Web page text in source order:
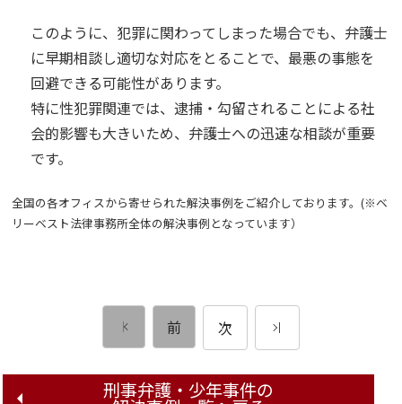
このように、犯罪に関わってしまった場合でも、弁護士
に早期相談し適切な対応をとることで、最悪の事態を
回避できる可能性があります。
特に性犯罪関連では、逮捕・勾留されることによる社
会的影響も大きいため、弁護士への迅速な相談が重要
です。
全国の各オフィスから寄せられた解決事例をご紹介しております。(※ベ
リーベスト法律事務所全体の解決事例となっています）
前 次
刑事弁護・少年事件の